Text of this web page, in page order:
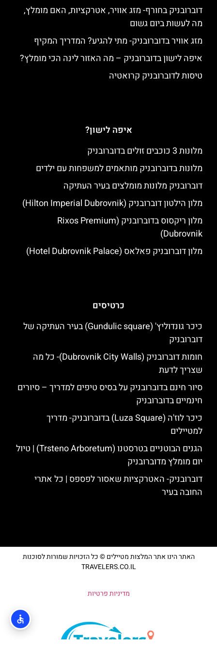
דוברובניק בחורף- מזג אוויר, אטרקציות, האם מומלץ,
מה לעשות ביום גשום
מזג אוויר בדוברובניק- מתי להגיע? המדריך המקיף
איפה לישון בדוברובניק – מה האזור לינה הכי מומלץ?
טיסות לדוברובניק קרואטיה
איפה לישון?
מלונות 3 כוכבים זולים בדוברובניק
מלונות בדוברובניק מותאמים למשפחות עם ילדים
דוברובניק מלונות מומלצים בעיר העתיקה
מלון הילטון דוברובניק (Hilton Imperial Dubrovnik)
מלון ריקסוס בדוברובניק (Rixos Premium
Dubrovnik)
מלון דוברובניק פאלאס (Hotel Dubrovnik Palace)
כרטיסים
כיכר גונדוליץ' (Gundulic square) בעיר העתיקה של
דוברובניק
חומות דוברובניק (Dubrovnik City Walls)- כל מה
שצריך לדעת
סיור חינם בדוברובניק על בסיס טיפים למדריך – סיורים
חינמיים בדוברובניק
כיכר לוז'ה (Luza Square) בדוברובניק- מדריך
למטיילים
הגנים הבוטניים בטרסטנו (Trsteno Arboretum) | טיול
יום מומלץ מדוברובניק
דוברובניק- האטרקציות שאסור לפספס | כל אתרי
החובה בעיר
האתר הינו אתר המלצות מטיילים © כל הזכויות שמורות לסוכנות
TRAVELERS.CO.IL
מדיניות פרטיות